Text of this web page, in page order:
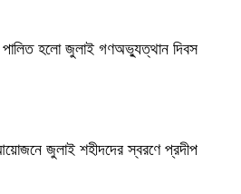
পালিত হলো জুলাই গণঅভ্যুত্থান দিবস
জুলাই শহীদদের স্বরণে প্রদীপ